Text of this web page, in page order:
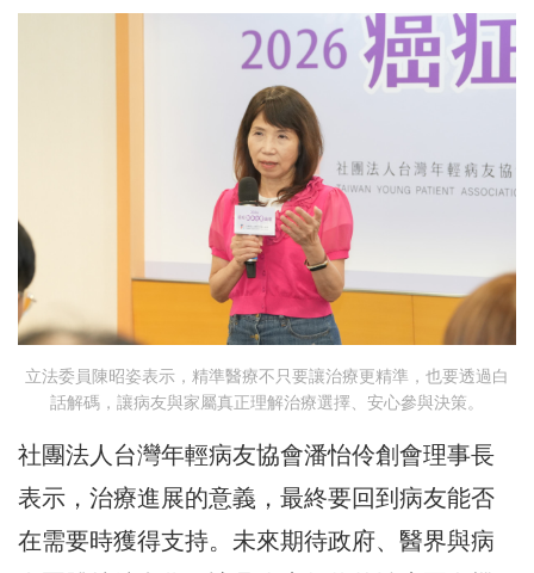
立法委員陳昭姿表示，精準醫療不只要讓治療更精準，也要透過白
話解碼，讓病友與家屬真正理解治療選擇、安心參與決策。
社團法人台灣年輕病友協會潘怡伶創會理事長
表示，治療進展的意義，最終要回到病友能否
在需要時獲得支持。未來期待政府、醫界與病